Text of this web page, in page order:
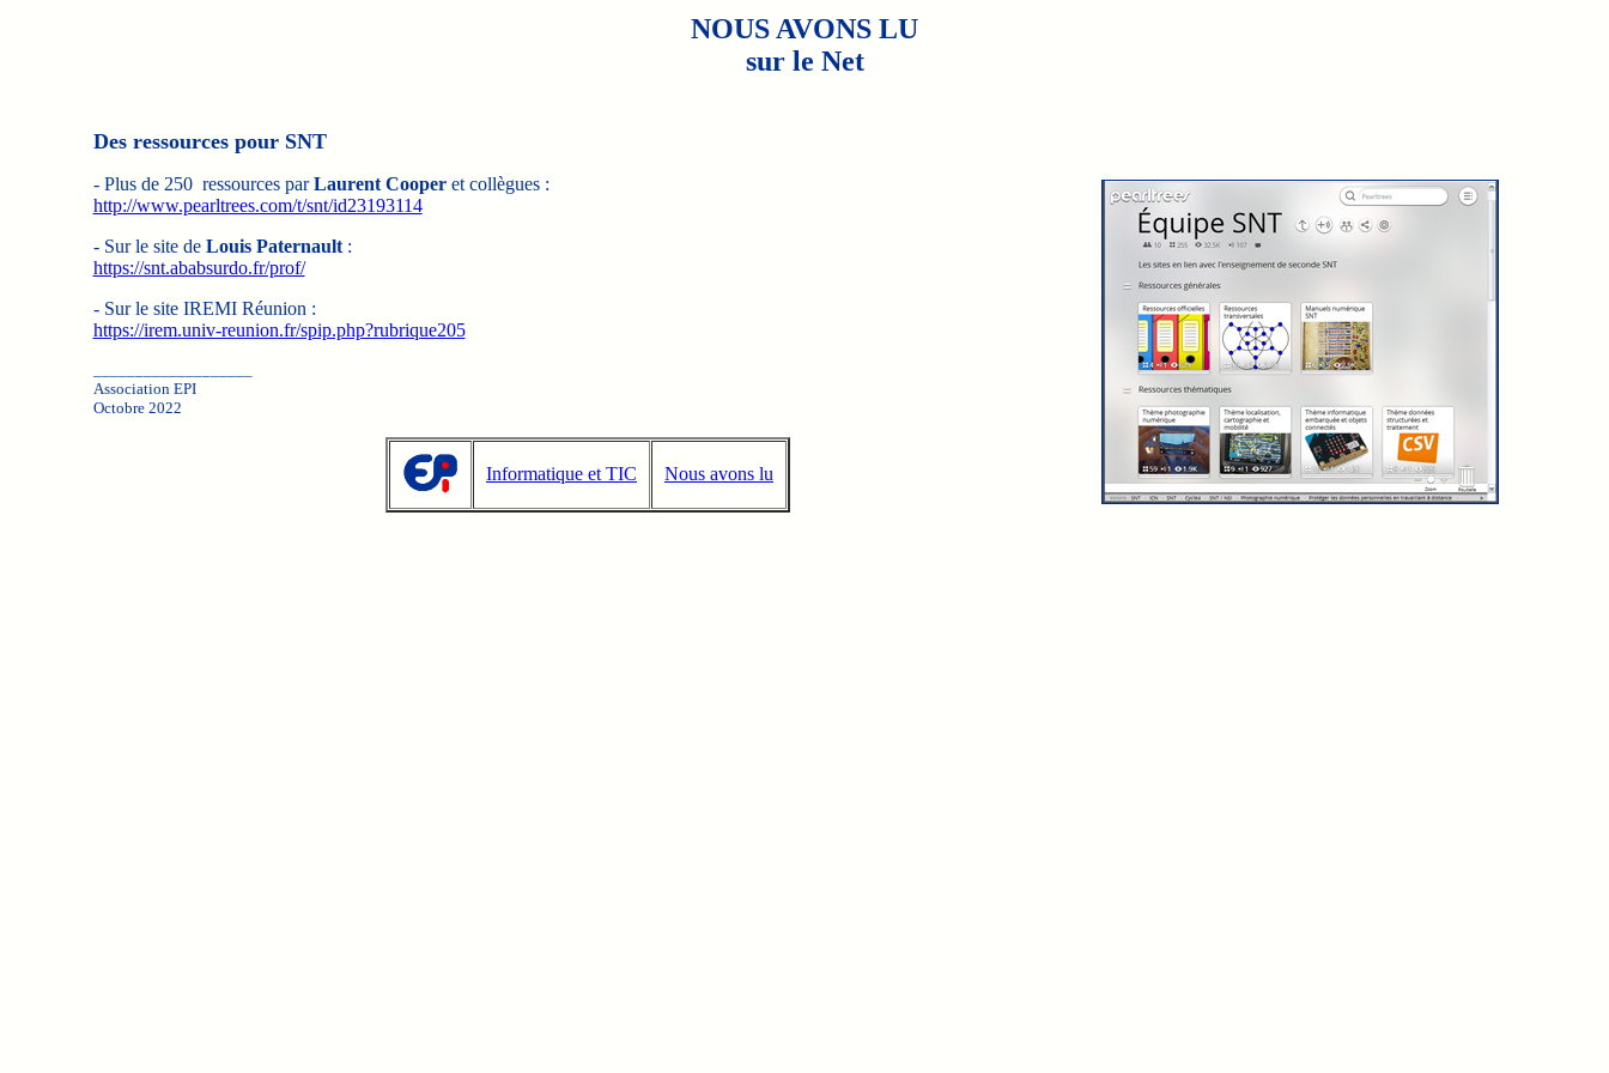
NOUS AVONS LU
sur le Net
Des ressources pour SNT
- Plus de 250 ressources parLaurent Cooperet collègues :
http://www.pearltrees.com/t/snt/id23193114
- Sur le site de Louis Paternault:
https://snt.ababsurdo.fr/prof/
- Sur le site IREMI Réunion :
https://irem.univ-reunion.fr/spip.php?rubrique205
Association EPI
Octobre 2022
Informatique et TIC Nous avons lu